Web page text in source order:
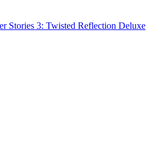
Stories 3: Twisted Reflection Deluxe